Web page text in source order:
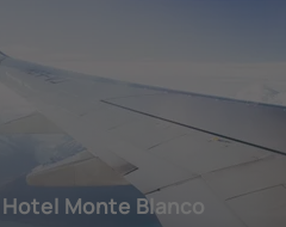
Monte Blanco